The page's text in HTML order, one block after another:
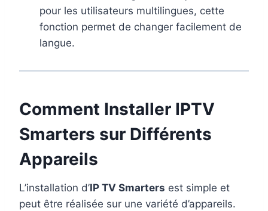
pour les utilisateurs multilingues, cette
fonction permet de changer facilement de
langue.
Comment Installer IPTV
Smarters sur Différents
Appareils
L’installation d’IP TV Smarters est simple et
peut être réalisée sur une variété d’appareils.